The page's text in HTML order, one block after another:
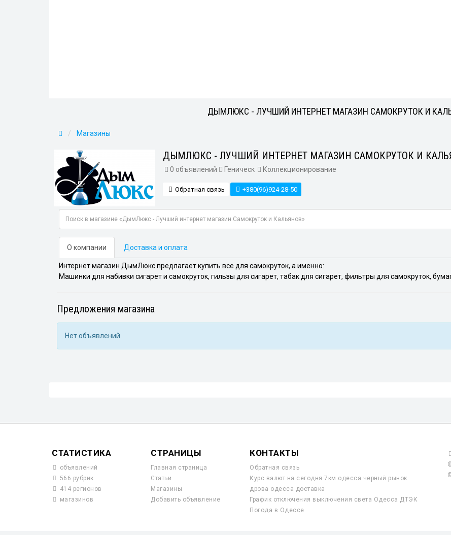
ДЫМЛЮКС - ЛУЧШИЙ ИНТЕРНЕТ МАГАЗИН САМОКРУТОК И
Магазины
ДЫМЛЮКС - ЛУЧШИЙ ИНТЕРНЕТ МАГАЗИН САМОКРУТОК И
0 объявлений Геническ Коллекционирование
Обратная связь +380(96)924-28-50
О компании Доставка и оплата
Интернет магазин ДымЛюкс предлагает купить все для самокруток, а именно:
Машинки для набивки сигарет и самокруток, гильзы для сигарет, табак для сигарет, фильтры для самокруток,
Предложения магазина
Нет объявлений
СТАТИСТИКА
объявлений
566 рубрик
414 регионов
магазинов
СТРАНИЦЫ
Главная страница
Статьи
Магазины
Добавить объявление
КОНТАКТЫ
Обратная связь
Курс валют на сегодня 7км одесса черный рынок
дрова одесса доставка
График отключения выключения света Одесса ДТЭК
Погода в Одессе